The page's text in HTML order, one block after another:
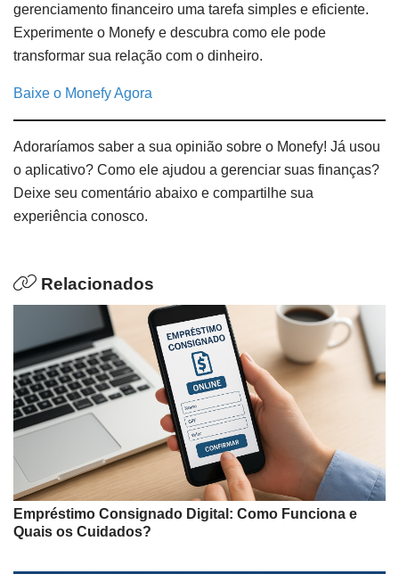
gerenciamento financeiro uma tarefa simples e eficiente.
Experimente o Monefy e descubra como ele pode
transformar sua relação com o dinheiro.
Baixe o Monefy Agora
Adoraríamos saber a sua opinião sobre o Monefy! Já usou
o aplicativo? Como ele ajudou a gerenciar suas finanças?
Deixe seu comentário abaixo e compartilhe sua
experiência conosco.
Relacionados
Empréstimo Consignado Digital: Como Funciona e
Quais os Cuidados?